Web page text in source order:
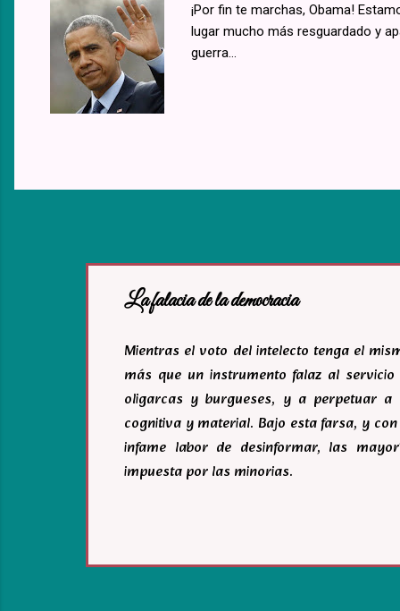
¡Por fin te marchas, Obama!
lugar mucho más resguardado y
guerra...
La falacia de la democracia
Mientras el voto del intelecto tenga el
más que un instrumento falaz al
oligarcas y burgueses, y a perpetuar
cognitiva y material. Bajo esta farsa, y
infame labor de desinformar, las
impuesta por las minorias.